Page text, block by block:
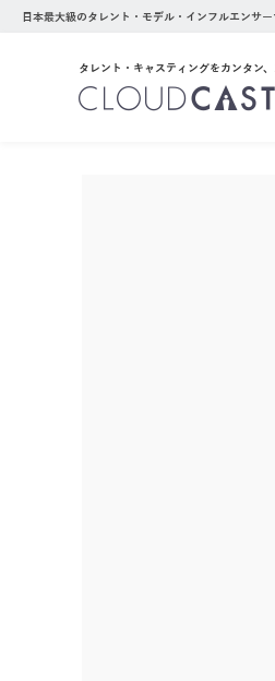
日本最大級のタレント・モデル・インフルエンサ
タレント・キャスティングをカンタン